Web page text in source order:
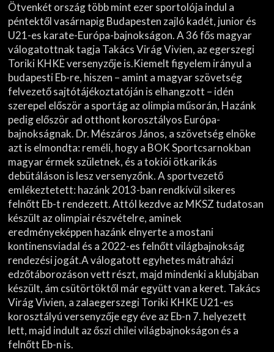
Ötvenkét ország több mint ezer sportolója indul a
péntektől vasárnapig Budapesten zajló kadét, junior és
U21-es karate-Európa-bajnokságon. A 36 fős magyar
válogatottnak tagja Takács Virág Vivien, az egerszegi
Toriki KHKE versenyzője is.Kiemelt figyelem irányul a
budapesti Eb-re, hiszen – amint a magyar szövetség
felvezető sajtótájékoztatóján is elhangzott – idén
szerepel először a sportág az olimpia műsorán, Hazánk
pedig először ad otthont korosztályos Európa-
bajnokságnak. Dr. Mészáros János, a szövetség elnöke
azt is elmondta: reméli, hogy a BOK Sportcsarnokban
magyar érmek születnek, és a tokiói ötkarikás
debütáláson is lesz versenyzőnk. A sportvezető
emlékeztetett: hazánk 2013-ban rendkívül sikeres
felnőtt Eb-t rendezett. Attól kezdve az MKSZ tudatosan
készült az olimpiai részvételre, aminek
eredményeképpen hazánk elnyerte a mostani
kontinensviadal és a 2022-es felnőtt világbajnokság
rendezési jogát.A válogatott egyhetes mátraházi
edzőtáborozáson vett részt, majd mindenki a klubjában
készült, ám csütörtöktől már együtt van a keret. Takács
Virág Vivien, a zalaegerszegi Toriki KHKE U21-es
korosztályú versenyzője egy éve az Eb-n 7. helyezett
lett, majd indult az őszi chilei világbajnokságon és a
felnőtt Eb-n is.